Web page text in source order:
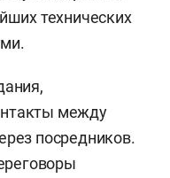
технических
между
посредников.